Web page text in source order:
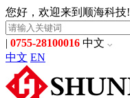
您好，欢迎来到顺海科技!
| 0755-28100016 中文
中文 EN